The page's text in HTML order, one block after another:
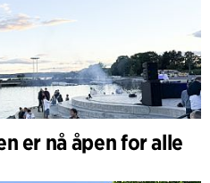
er nå åpen for alle